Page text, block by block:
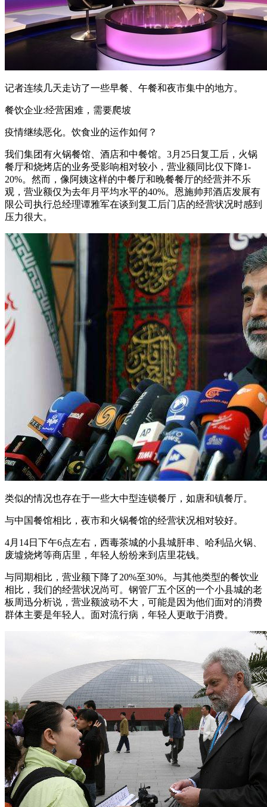
记者连续几天走访了一些早餐、午餐和夜市集中的地方。
餐饮企业:经营困难，需要爬坡
疫情继续恶化。饮食业的运作如何？
我们集团有火锅餐馆、酒店和中餐馆。3月25日复工后，火锅
餐厅和烧烤店的业务受影响相对较小，营业额同比仅下降1-
20%。然而，像阿姨这样的中餐厅和晚餐餐厅的经营并不乐
观，营业额仅为去年月平均水平的40%。恩施帅邦酒店发展有
限公司执行总经理谭雅军在谈到复工后门店的经营状况时感到
压力很大。
类似的情况也存在于一些大中型连锁餐厅，如唐和镇餐厅。
与中国餐馆相比，夜市和火锅餐馆的经营状况相对较好。
4月14日下午6点左右，西毒茶城的小县城肝串、哈利品火锅、
废墟烧烤等商店里，年轻人纷纷来到店里花钱。
与同期相比，营业额下降了20%至30%。与其他类型的餐饮业
相比，我们的经营状况尚可。钢管厂五个区的一个小县城的老
板周迅分析说，营业额波动不大，可能是因为他们面对的消费
群体主要是年轻人。面对流行病，年轻人更敢于消费。